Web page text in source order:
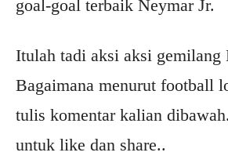
goal-goal terbaik Neymar Jr.
Itulah tadi aksi aksi gemilang
Bagaimana menurut football
tulis komentar kalian
untuk like dan share..